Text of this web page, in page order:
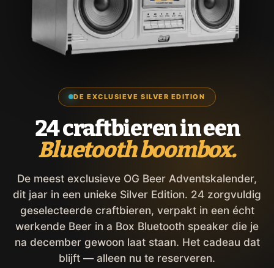
DE EXCLUSIEVE SILVER EDITION
24 craftbieren in een
Bluetooth boombox.
De meest exclusieve OG Beer Adventskalender,
dit jaar in een unieke Silver Edition. 24 zorgvuldig
geselecteerde craftbieren, verpakt in een écht
werkende Beer in a Box Bluetooth speaker die je
na december gewoon laat staan. Het cadeau dat
blijft — alleen nu te reserveren.